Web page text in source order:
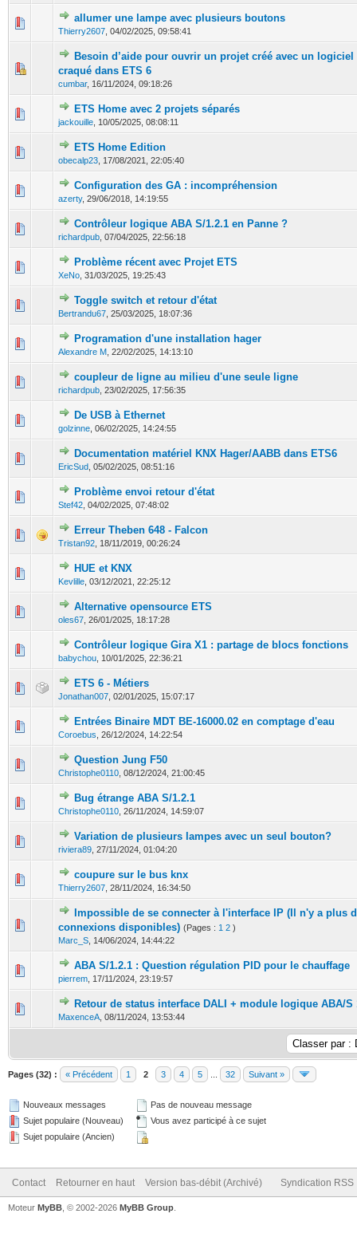
allumer une lampe avec plusieurs boutons
Thierry2607 04/02/2025, 09:58:41
0 Votes - 0 sur 5 en moyenne
12 345
Besoin d’aide pour ouvrir un projet créé avec un logiciel
craqué dans ETS 6
cumbar, 16/11/2024, 09:18:26
0 Votes - 0 sur 5 en moyenne
123 45
ETS Home avec 2 projets séparés
jackouille 10/05/2025, 08:08:11
0 Votes - 0 sur 5 en moyenne
1 2345
ETS Home Edition
obecalp23 17/08/2021, 22:05:40
0 Votes - 0 sur 5 en moyenne
1 2345
Configuration des GA : incompréhension
azerty, 29/06/2018, 14:19:55
0 Votes - 0 sur 5 en moyenne
123 45
Contrôleur logique ABA S/1.2.1 en Panne ?
richardpub 07/04/2025, 22:56:18
0 Votes - 0 sur 5 en moyenne
1 2345
Problème récent avec Projet ETS
XeNo 31/03/2025, 19:25:43
0 Votes - 0 sur 5 en moyenne
12345
Toggle switch et retour d'état
Bertrandu67 25/03/2025, 18:07:36
0 Votes - 0 sur 5 en moyenne
123 45
Programation d'une installation hager
Alexandre M 22/02/2025, 14:13:10
0 Votes - 0 sur 5 en moyenne
123 45
coupleur de ligne au milieu d'une seule ligne
richardpub 23/02/2025, 17:56:35
0 Votes - 0 sur 5 en moyenne
12 345
De USB à Ethernet
golzinne 06/02/2025, 14:24:55
0 Votes - 0 sur 5 en moyenne
1234 5
Documentation matériel KNX Hager/AABB dans ETS6
EricSud 05/02/2025, 08:51:16
0 Votes - 0 sur 5 en moyenne
1234 5
Problème envoi retour d'état
Stef42 04/02/2025, 07:48:02
0 Votes - 0 sur 5 en moyenne
12345
Erreur Theben 648 - Falcon
Tristan92 18/11/2019, 00:26:24
0 Votes - 0 sur 5 en moyenne
12345
HUE et KNX
Kevlille 03/12/2021, 22:25:12
0 Votes - 0 sur 5 en moyenne
12
Alternative opensource ETS
oles67 26/01/2025, 18:17:28
0 Votes - 0 sur 5 en moyenne
1 2345
Contrôleur logique Gira X1 : partage de blocs fonctions
babychou 10/01/2025, 22:36:21
0 Votes - 0 sur 5 en moyenne
1 2345
ETS 6 - Métiers
Jonathan007 02/01/2025, 15:07:17
0 Votes - 0 sur 5 en moyenne
1234
Entrées Binaire MDT BE-16000.02 en comptage d'eau
Coroebus 26/12/2024, 14:22:54
0 Votes - 0 sur 5 en moyenne
12345
Question Jung F50
Christophe0110 08/12/2024, 21:00:45
0 Votes - 0 sur 5 en moyenne
1234 5
Bug étrange ABA S/1.2.1
Christophe0110 26/11/2024, 14:59:07
0 Votes - 0 sur 5 en moyenne
12 345
Variation de plusieurs lampes avec un seul bouton?
riviera89 27/11/2024, 01:04:20
0 Votes - 0 sur 5 en moyenne
12 345
coupure sur le bus knx
Thierry2607 28/11/2024, 16:34:50
0 Votes - 0 sur 5 en moyenne
12 34 5
Impossible de se connecter à l'interface IP (Il n'y a plus
connexions disponibles) (Pages : 1 2 )
Marc_S 14/06/2024, 14:44:22
0 Votes - 0 sur 5 en moyenne
12345
ABA S/1.2.1 : Question régulation PID pour le chauffage
pierrem 17/11/2024, 23:19:57
0 Votes - 0 sur 5 en moyenne
12 345
Retour de status interface DALI + module logique ABA/S
MaxenceA 08/11/2024, 13:53:44
0 Votes - 0 sur 5 en moyenne
12345
Pages (32) : « Précédent 1 2 3 4 5 32 Suivant »
Nouveaux messages
Sujet populaire (Nouveau)
Sujet populaire (Ancien)
Pas de nouveau message
Vous avez participé à ce sujet
Contact Retourner en haut Version bas-débit (Archivé) Syndication RSS
Moteur MyBB , © 2002-2026 MyBB Group